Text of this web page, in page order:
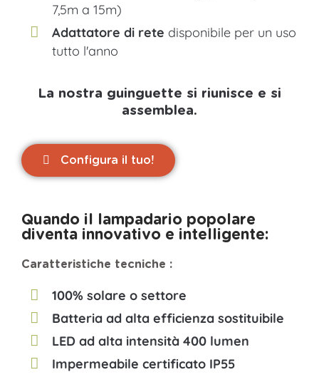
7,5m a 15m)
Adattatore di rete disponibile per un uso
tutto l'anno
La nostra guinguette si riunisce e si
assemblea.
Configura il tuo!
Quando il lampadario popolare
diventa innovativo e intelligente:
Caratteristiche tecniche :
100% solare o settore
Batteria ad alta efficienza sostituibile
LED ad alta intensità 400 lumen
Impermeabile certificato IP55